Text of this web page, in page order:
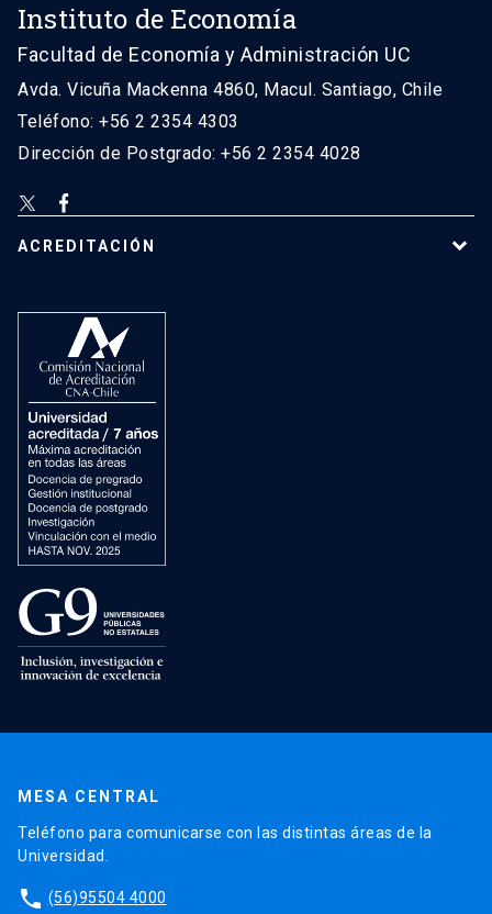
Instituto de Economía
Facultad de Economía y Administración UC
Avda. Vicuña Mackenna 4860, Macul. Santiago, Chile
Teléfono: +56 2 2354 4303
Dirección de Postgrado: +56 2 2354 4028
ACREDITACIÓN
MESA CENTRAL
Teléfono para comunicarse con las distintas áreas de la
Universidad.
phone (56)95504 4000